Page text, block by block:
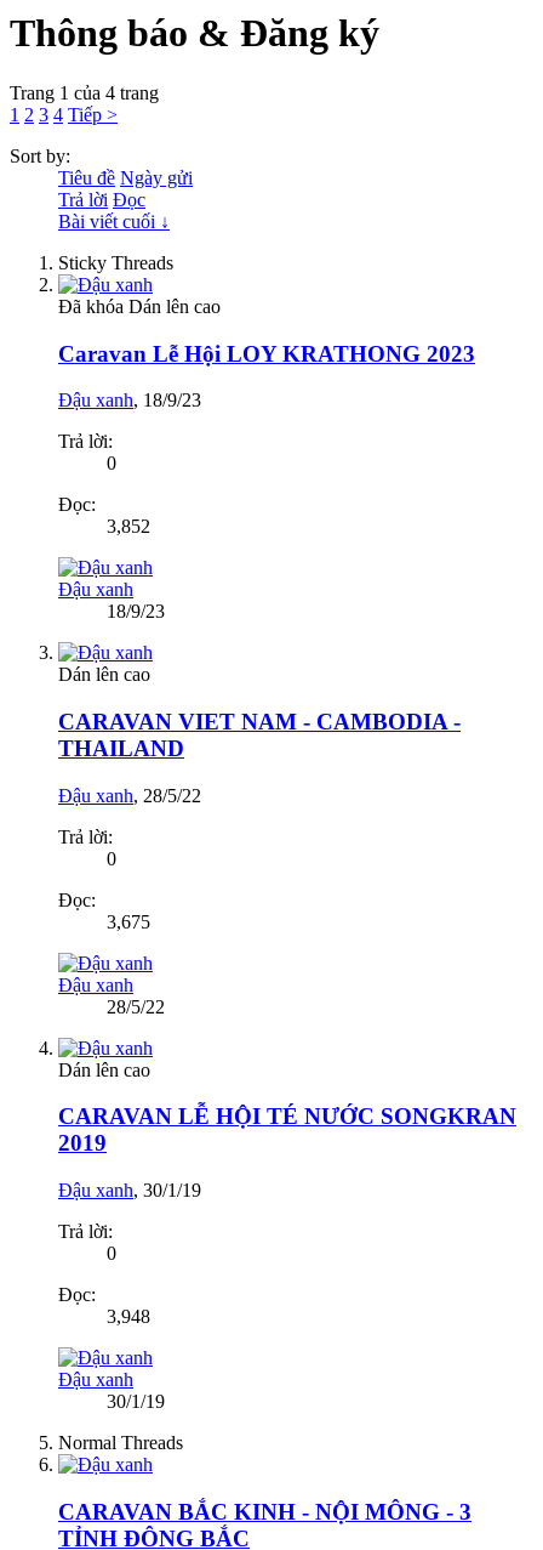
Thông báo & Đăng ký
Trang 1 của 4 trang
1 2 3 4 Tiếp >
Sort by:
Tiêu đề Ngày gửi
Trả lời Đọc
Bài viết cuối ↓
Sticky Threads
Đã khóa Dán lên cao
Caravan Lễ Hội LOY KRATHONG 2023
Đậu xanh, 18/9/23
Trả lời:
0
Đọc:
3,852
Đậu xanh
18/9/23
Dán lên cao
CARAVAN VIET NAM - CAMBODIA -
THAILAND
Đậu xanh, 28/5/22
Trả lời:
0
Đọc:
3,675
Đậu xanh
28/5/22
Dán lên cao
CARAVAN LỄ HỘI TÉ NƯỚC SONGKRAN
2019
Đậu xanh, 30/1/19
Trả lời:
0
Đọc:
3,948
Đậu xanh
30/1/19
Normal Threads
CARAVAN BẮC KINH - NỘI MÔNG - 3
TỈNH ĐÔNG BẮC